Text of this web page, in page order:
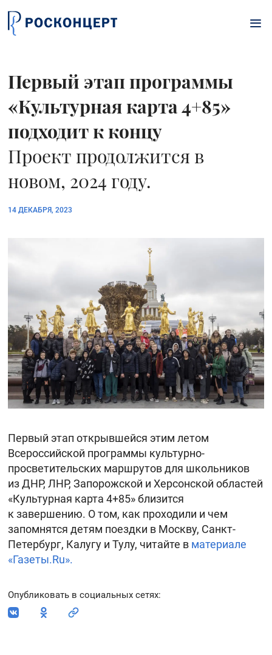
Первый этап программы
«Культурная карта 4+85»
подходит к концу
Проект продолжится в
новом, 2024 году.
14 ДЕКАБРЯ, 2023
Первый этап открывшейся этим летом
Всероссийской программы культурно-
просветительских маршрутов для школьников
из ДНР, ЛНР, Запорожской и Херсонской областей
«Культурная карта 4+85» близится
к завершению. О том, как проходили и чем
запомнятся детям поездки в Москву, Санкт-
Петербург, Калугу и Тулу, читайте в материале
«Газеты.Ru».
Опубликовать в социальных сетях: